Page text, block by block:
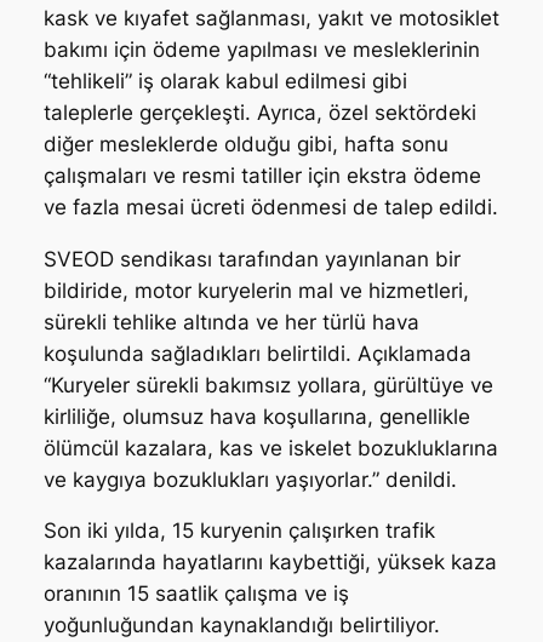
kask ve kıyafet sağlanması, yakıt ve motosiklet
bakımı için ödeme yapılması ve mesleklerinin
“tehlikeli” iş olarak kabul edilmesi gibi
taleplerle gerçekleşti. Ayrıca, özel sektördeki
diğer mesleklerde olduğu gibi, hafta sonu
çalışmaları ve resmi tatiller için ekstra ödeme
ve fazla mesai ücreti ödenmesi de talep edildi.
SVEOD sendikası tarafından yayınlanan bir
bildiride, motor kuryelerin mal ve hizmetleri,
sürekli tehlike altında ve her türlü hava
koşulunda sağladıkları belirtildi. Açıklamada
“Kuryeler sürekli bakımsız yollara, gürültüye ve
kirliliğe, olumsuz hava koşullarına, genellikle
ölümcül kazalara, kas ve iskelet bozukluklarına
ve kaygıya bozuklukları yaşıyorlar.” denildi.
Son iki yılda, 15 kuryenin çalışırken trafik
kazalarında hayatlarını kaybettiği, yüksek kaza
oranının 15 saatlik çalışma ve iş
yoğunluğundan kaynaklandığı belirtiliyor.